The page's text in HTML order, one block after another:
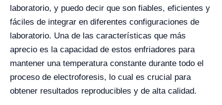
laboratorio, y puedo decir que son fiables, eficientes y
fáciles de integrar en diferentes configuraciones de
laboratorio. Una de las características que más
aprecio es la capacidad de estos enfriadores para
mantener una temperatura constante durante todo el
proceso de electroforesis, lo cual es crucial para
obtener resultados reproducibles y de alta calidad.